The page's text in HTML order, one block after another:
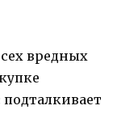
вредных